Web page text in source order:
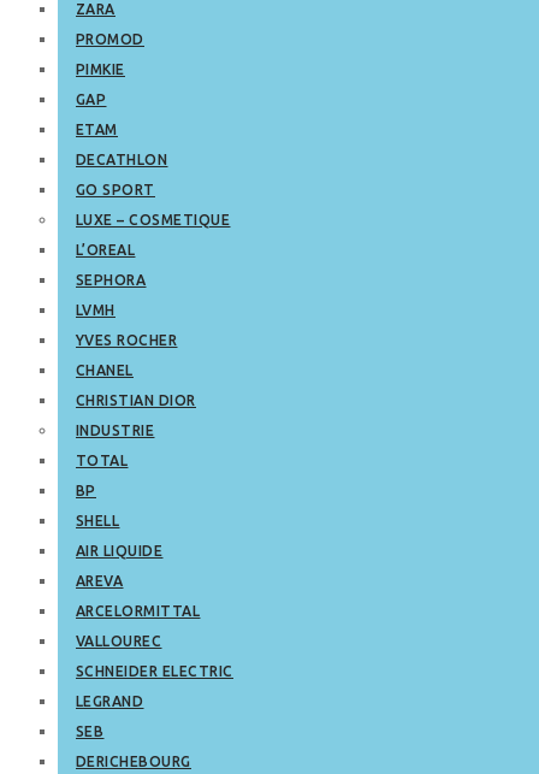
ZARA
PROMOD
PIMKIE
GAP
ETAM
DECATHLON
GO SPORT
LUXE – COSMETIQUE
L’OREAL
SEPHORA
LVMH
YVES ROCHER
CHANEL
CHRISTIAN DIOR
INDUSTRIE
TOTAL
BP
SHELL
AIR LIQUIDE
AREVA
ARCELORMITTAL
VALLOUREC
SCHNEIDER ELECTRIC
LEGRAND
SEB
DERICHEBOURG